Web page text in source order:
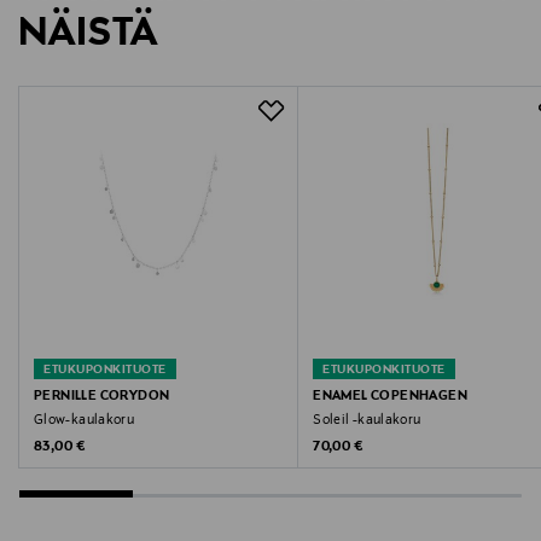
LUE TARKEMMAT PALAUTUSOHJEET
NÄISTÄ
ETUKUPONKITUOTE
PERNILLE CORYDON
Glow-kaulakoru
Original Price
83,00 €
ETUKUPONKITUOTE
ENAMEL COPENHAGEN
Soleil -kaulakoru
Original Price
70,00 €